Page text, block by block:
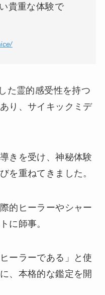
貴重な体験で
た霊的感受性を持つ
り、サイキックミデ
きを受け、神秘体験
を重ねてきました。
的ヒーラーやシャー
に師事。
ーラーである」と使
、本格的な鑑定を開